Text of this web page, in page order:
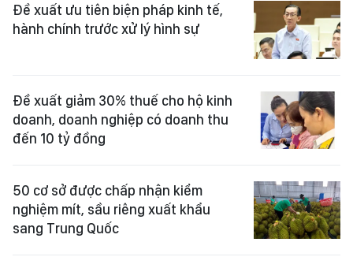
Đề xuất ưu tiên biện pháp kinh tế,
hành chính trước xử lý hình sự
Đề xuất giảm 30% thuế cho hộ kinh
doanh, doanh nghiệp có doanh thu
đến 10 tỷ đồng
50 cơ sở được chấp nhận kiểm
nghiệm mít, sầu riêng xuất khẩu
sang Trung Quốc